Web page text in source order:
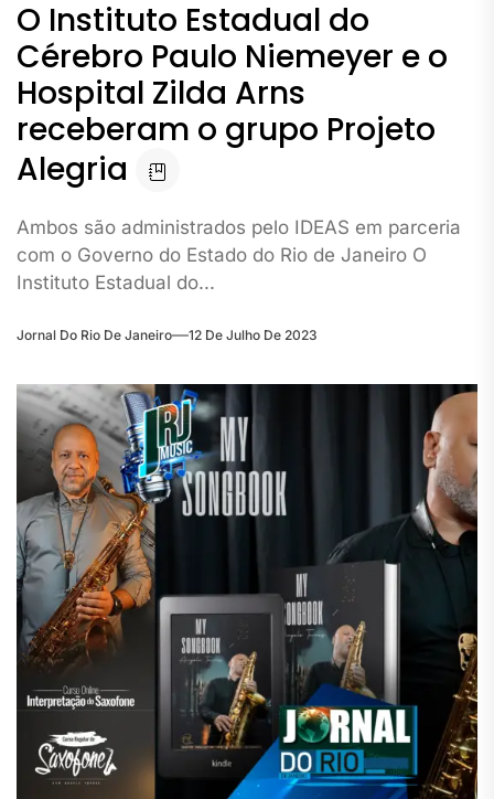
O Instituto Estadual do
Cérebro Paulo Niemeyer e o
Hospital Zilda Arns
receberam o grupo Projeto
Alegria
Ambos são administrados pelo IDEAS em parceria
com o Governo do Estado do Rio de Janeiro O
Instituto Estadual do...
Jornal Do Rio De Janeiro 12 De Julho De 2023